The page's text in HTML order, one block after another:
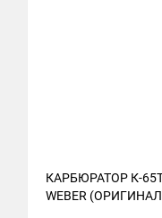
КАРБЮРАТОР К-
WEBER